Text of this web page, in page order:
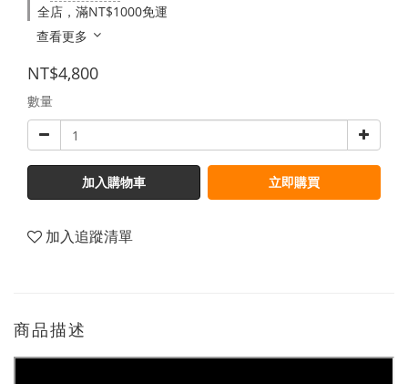
全店，滿NT$1000免運
查看更多
NT$4,800
數量
加入購物車 立即購買
加入追蹤清單
商品描述